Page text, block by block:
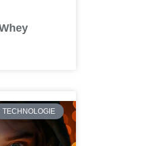
TECHNOLOGIE